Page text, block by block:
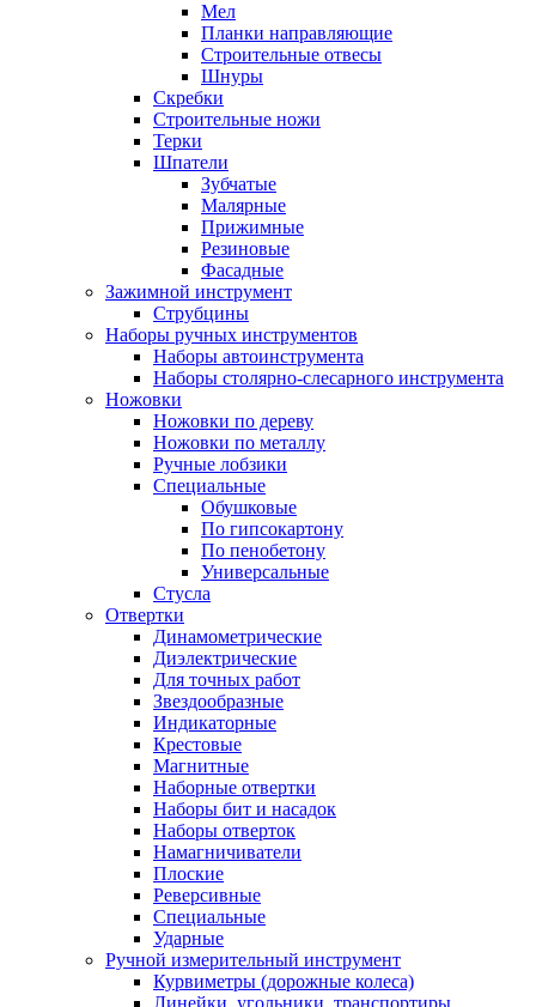
Мел
Планки направляющие
Строительные отвесы
Шнуры
Скребки
Строительные ножи
Терки
Шпатели
Зубчатые
Малярные
Прижимные
Резиновые
Фасадные
Зажимной инструмент
Струбцины
Наборы ручных инструментов
Наборы автоинструмента
Наборы столярно-слесарного инструмента
Ножовки
Ножовки по дереву
Ножовки по металлу
Ручные лобзики
Специальные
Обушковые
По гипсокартону
По пенобетону
Универсальные
Стусла
Отвертки
Динамометрические
Диэлектрические
Для точных работ
Звездообразные
Индикаторные
Крестовые
Магнитные
Наборные отвертки
Наборы бит и насадок
Наборы отверток
Намагничиватели
Плоские
Реверсивные
Специальные
Ударные
Ручной измерительный инструмент
Курвиметры (дорожные колеса)
Линейки, угольники, транспортиры